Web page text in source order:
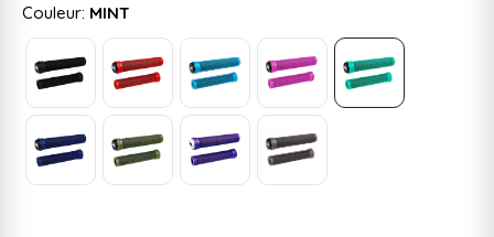
Couleur: MINT